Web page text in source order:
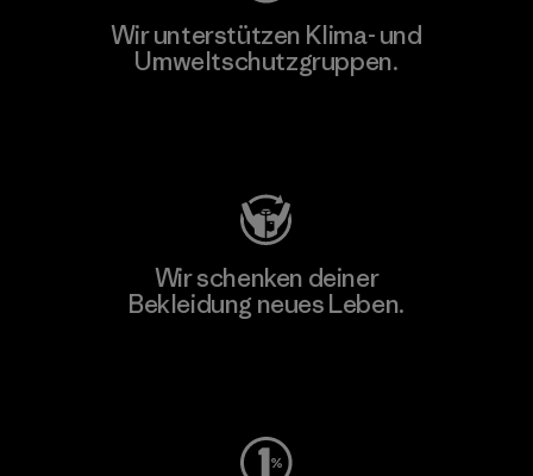
Wir unterstützen Klima- und
Umweltschutzgruppen.
Wir schenken deiner
Bekleidung neues Leben.